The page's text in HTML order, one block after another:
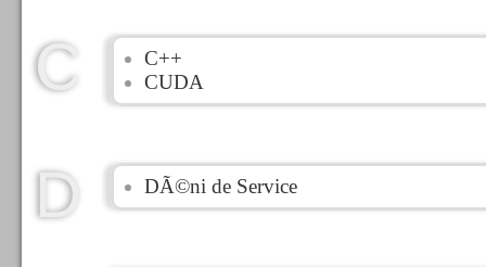
C
C++
CUDA
D DÃ©ni de Service